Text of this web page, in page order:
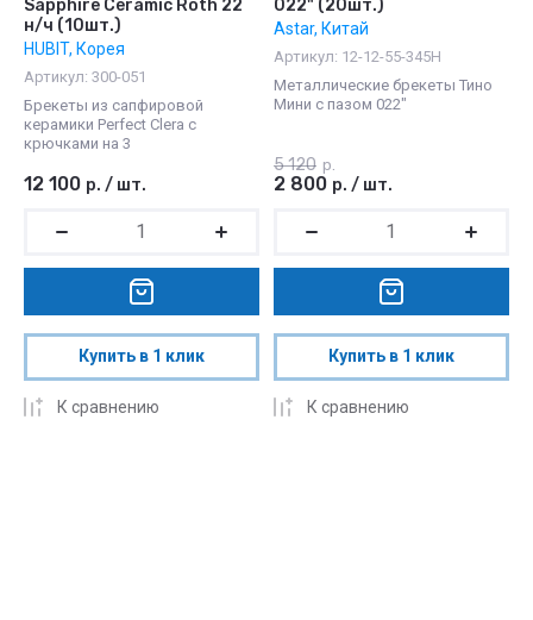
Sapphire Ceramic Roth 22
н/ч (10шт.)
HUBIT, Корея
Артикул: 300-051
Брекеты из сапфировой
керамики Perfect Clera c
крючками на 3
12 100 р. / шт.
Купить в 1 клик
К сравнению
022" (20шт.)
Astar, Китай
Артикул: 12-12-55-345H
Металлические брекеты Тино
Мини с пазом 022"
5 120 р.
2 800 р. / шт.
Купить в 1 клик
К сравнению